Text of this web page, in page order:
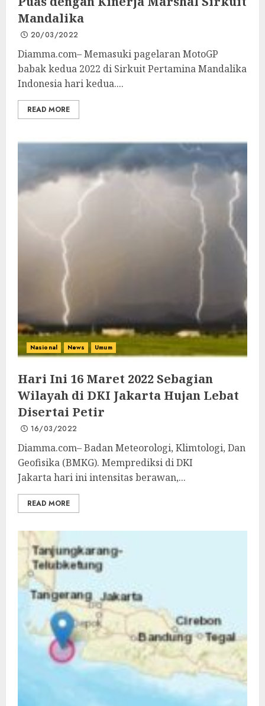
Mandalika
20/03/2022
Diamma.com– Memasuki pagelaran MotoGP
babak kedua 2022 di Sirkuit Pertamina Mandalika
Indonesia hari kedua....
READ MORE
Nasional News Umum
Hari Ini 16 Maret 2022 Sebagian
Wilayah di DKI Jakarta Hujan Lebat
Disertai Petir
16/03/2022
Diamma.com– Badan Meteorologi, Klimtologi, Dan
Geofisika (BMKG). Memprediksi di DKI
Jakarta hari ini intensitas berawan,...
READ MORE